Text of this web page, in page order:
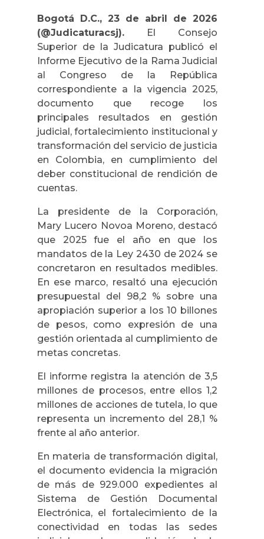
Bogotá D.C., 23 de abril de 2026
(@Judicaturacsj). El Consejo
Superior de la Judicatura publicó el
Informe Ejecutivo de la Rama Judicial
al Congreso de la República
correspondiente a la vigencia 2025,
documento que recoge los
principales resultados en gestión
judicial, fortalecimiento institucional y
transformación del servicio de justicia
en Colombia, en cumplimiento del
deber constitucional de rendición de
cuentas.
La presidente de la Corporación,
Mary Lucero Novoa Moreno, destacó
que 2025 fue el año en que los
mandatos de la Ley 2430 de 2024 se
concretaron en resultados medibles.
En ese marco, resaltó una ejecución
presupuestal del 98,2 % sobre una
apropiación superior a los 10 billones
de pesos, como expresión de una
gestión orientada al cumplimiento de
metas concretas.
El informe registra la atención de 3,5
millones de procesos, entre ellos 1,2
millones de acciones de tutela, lo que
representa un incremento del 28,1 %
frente al año anterior.
En materia de transformación digital,
el documento evidencia la migración
de más de 929.000 expedientes al
Sistema de Gestión Documental
Electrónica, el fortalecimiento de la
conectividad en todas las sedes